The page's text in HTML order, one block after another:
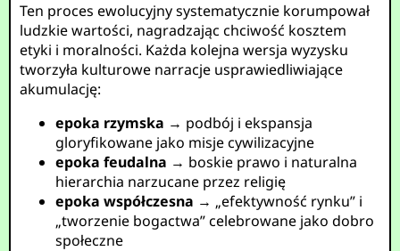
Ten proces ewolucyjny systematycznie korumpował
ludzkie wartości, nagradzając chciwość kosztem
etyki i moralności. Każda kolejna wersja wyzysku
tworzyła kulturowe narracje usprawiedliwiające
akumulację:
epoka rzymska → podbój i ekspansja
gloryfikowane jako misje cywilizacyjne
epoka feudalna → boskie prawo i naturalna
hierarchia narzucane przez religię
epoka współczesna → „efektywność rynku” i
„tworzenie bogactwa” celebrowane jako dobro
społeczne